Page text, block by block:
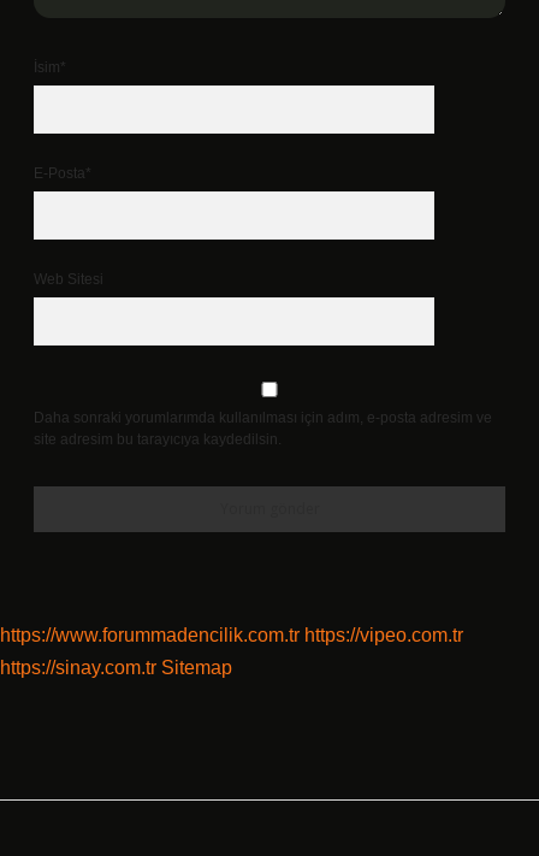
İsim*
E-Posta*
Web Sitesi
Daha sonraki yorumlarımda kullanılması için adım, e-posta adresim ve
site adresim bu tarayıcıya kaydedilsin.
https://www.forummadencilik.com.tr https://vipeo.com.tr
https://sinay.com.tr Sitemap